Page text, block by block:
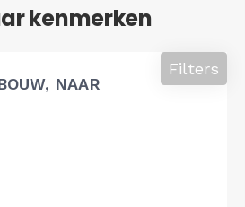
kenmerken
NAAR
Filters